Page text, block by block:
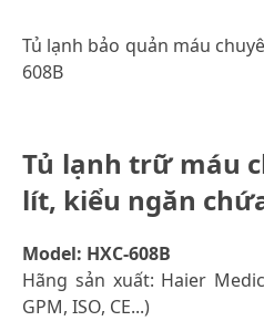
Tủ lạnh bảo quản máu
608B
Tủ lạnh trữ máu
lít, kiểu ngăn
Model: HXC-608B
Hãng sản xuất: Haier
GPM, ISO, CE...)